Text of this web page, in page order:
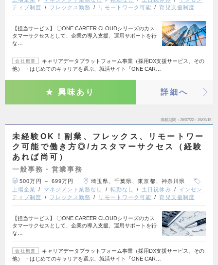
ティブ制度
フレックス勤務 リモートワーク可能 育児支援制度
【担当サービス】 〇ONE CAREER CLOUDシリーズのカス
タマーサクセスとして、企業の導入支援、運用サポートを行
な…
会社概要
キャリアデータプラットフォーム事業（採用DX支援サービス、その
他） ・はじめてのキャリアを選ぶ、就活サイト『ONE CAR…
興味あり 詳細へ
掲載期間 26/07/22～26/09/15
未経験OK！副業、フレックス、リモートワー
ク可能で働き方◎/カスタマーサクセス（経験
あれば尚可）
一般事務・営業事務
500万円 ～ 699万円
埼玉県、千葉県、東京都、神奈川県
上場企業
マネジメント業務なし 転勤なし 土日祝休み
インセン
ティブ制度
フレックス勤務 リモートワーク可能 育児支援制度
【担当サービス】 〇ONE CAREER CLOUDシリーズのカス
タマーサクセスとして、企業の導入支援、運用サポートを行
な…
会社概要
キャリアデータプラットフォーム事業（採用DX支援サービス、その
他） ・はじめてのキャリアを選ぶ、就活サイト『ONE CAR…